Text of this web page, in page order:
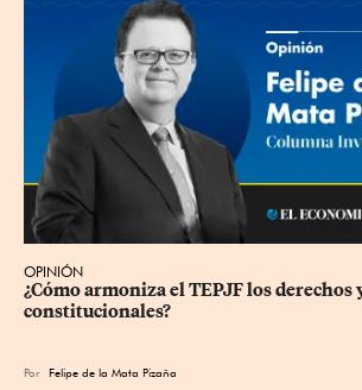
OPINIÓN
¿Cómo armoniza el TEPJF los
constitucionales?
Por Felipe de la Mata Pizaña